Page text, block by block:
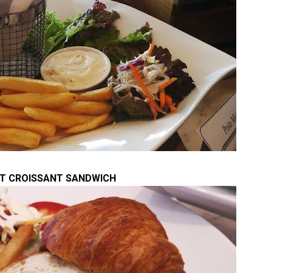
CROISSANT SANDWICH